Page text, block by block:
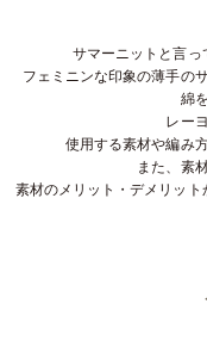
サマーニットと言っ
フェミニンな印象の薄手の
綿
レー
使用する素材や編み
また、素
素材のメリット・デメリッ